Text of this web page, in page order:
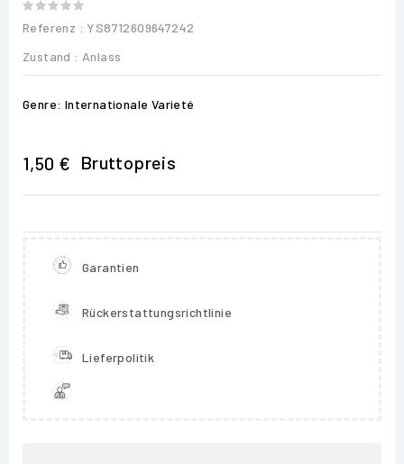
Referenz : YS8712609647242
Zustand : Anlass
Genre: Internationale Varieté
1,50 € Bruttopreis
Garantien
Rückerstattungsrichtlinie
Lieferpolitik